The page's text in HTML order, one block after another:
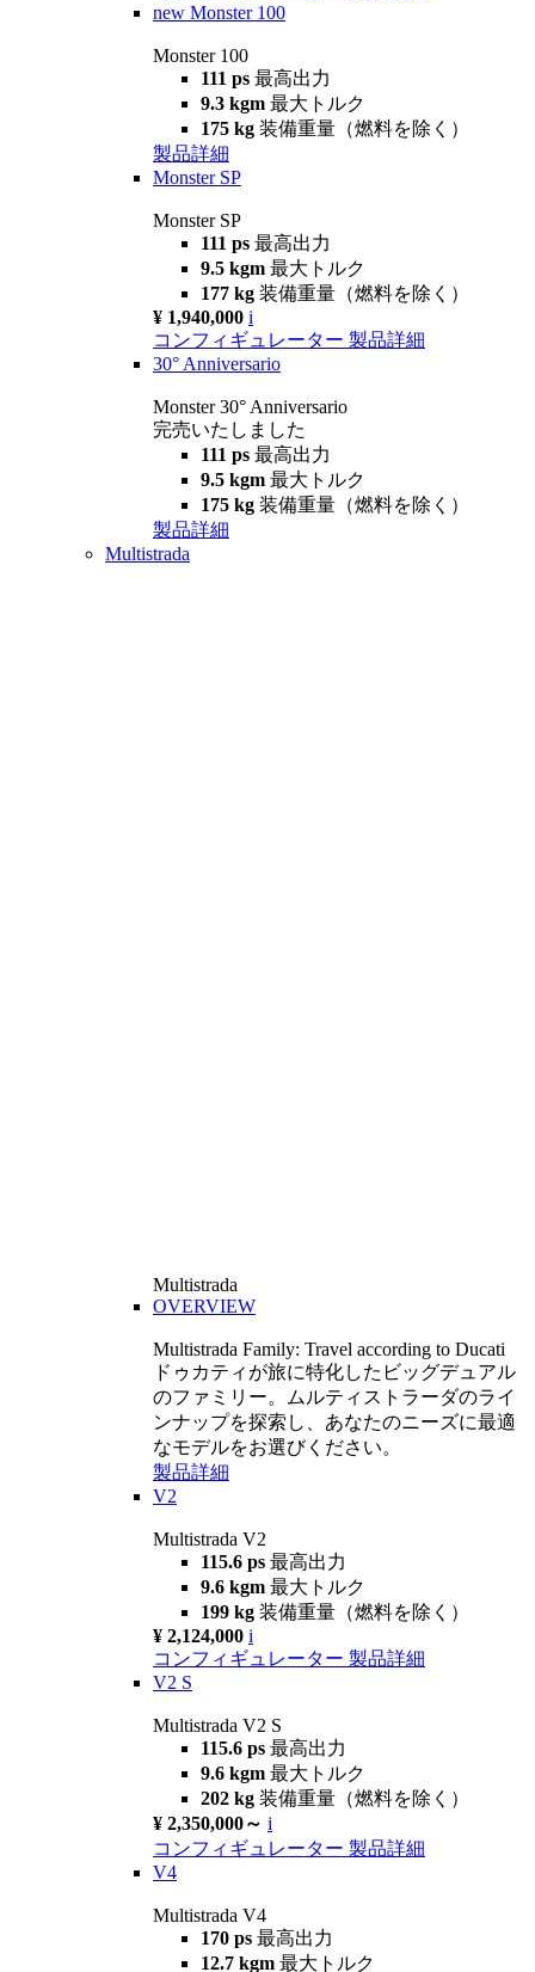
new Monster 100
Monster 100
111 ps 最高出力
9.3 kgm 最大トルク
175 kg 装備重量（燃料を除く）
製品詳細
Monster SP
Monster SP
111 ps 最高出力
9.5 kgm 最大トルク
177 kg 装備重量（燃料を除く）
¥ 1,940,000 i
コンフィギュレーター 製品詳細
30° Anniversario
Monster 30° Anniversario
完売いたしました
111 ps 最高出力
9.5 kgm 最大トルク
175 kg 装備重量（燃料を除く）
製品詳細
Multistrada
Multistrada
OVERVIEW
Multistrada Family: Travel according to Ducati
ドゥカティが旅に特化したビッグデュアル
のファミリー。ムルティストラーダのライ
ンナップを探索し、あなたのニーズに最適
なモデルをお選びください。
製品詳細
V2
Multistrada V2
115.6 ps 最高出力
9.6 kgm 最大トルク
199 kg 装備重量（燃料を除く）
¥ 2,124,000 i
コンフィギュレーター 製品詳細
V2 S
Multistrada V2 S
115.6 ps 最高出力
9.6 kgm 最大トルク
202 kg 装備重量（燃料を除く）
¥ 2,350,000～ i
コンフィギュレーター 製品詳細
V4
Multistrada V4
170 ps 最高出力
12.7 kgm 最大トルク